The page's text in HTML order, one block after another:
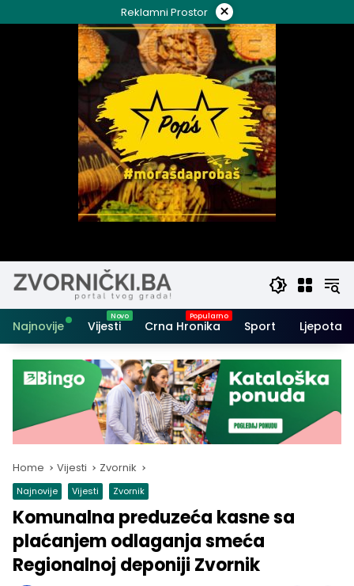
to
Reklamni Prostor ×
Najnovije Vijesti Crna Hronika Sport Ljepota i
Home Vijesti Zvornik
Najnovije Vijesti Zvornik
Komunalna preduzeća kasne sa
plaćanjem odlaganja smeća
Regionalnoj deponiji Zvornik